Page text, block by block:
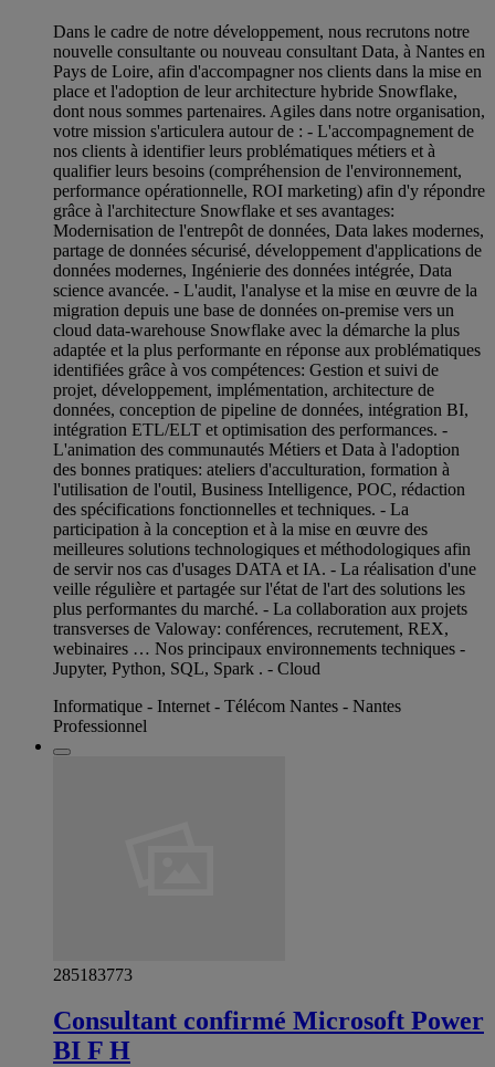
Dans le cadre de notre développement, nous recrutons notre
nouvelle consultante ou nouveau consultant Data, à Nantes en
Pays de Loire, afin d'accompagner nos clients dans la mise en
place et l'adoption de leur architecture hybride Snowflake,
dont nous sommes partenaires. Agiles dans notre organisation,
votre mission s'articulera autour de : - L'accompagnement de
nos clients à identifier leurs problématiques métiers et à
qualifier leurs besoins (compréhension de l'environnement,
performance opérationnelle, ROI marketing) afin d'y répondre
grâce à l'architecture Snowflake et ses avantages:
Modernisation de l'entrepôt de données, Data lakes modernes,
partage de données sécurisé, développement d'applications de
données modernes, Ingénierie des données intégrée, Data
science avancée. - L'audit, l'analyse et la mise en œuvre de la
migration depuis une base de données on-premise vers un
cloud data-warehouse Snowflake avec la démarche la plus
adaptée et la plus performante en réponse aux problématiques
identifiées grâce à vos compétences: Gestion et suivi de
projet, développement, implémentation, architecture de
données, conception de pipeline de données, intégration BI,
intégration ETL/ELT et optimisation des performances. -
L'animation des communautés Métiers et Data à l'adoption
des bonnes pratiques: ateliers d'acculturation, formation à
l'utilisation de l'outil, Business Intelligence, POC, rédaction
des spécifications fonctionnelles et techniques. - La
participation à la conception et à la mise en œuvre des
meilleures solutions technologiques et méthodologiques afin
de servir nos cas d'usages DATA et IA. - La réalisation d'une
veille régulière et partagée sur l'état de l'art des solutions les
plus performantes du marché. - La collaboration aux projets
transverses de Valoway: conférences, recrutement, REX,
webinaires … Nos principaux environnements techniques -
Jupyter, Python, SQL, Spark . - Cloud
Informatique - Internet - Télécom Nantes - Nantes
Professionnel
285183773
Consultant confirmé Microsoft Power
BI F H